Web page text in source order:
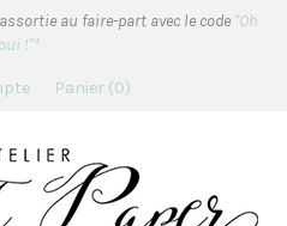
assortie au faire-part avec le code "Oh
oui !"*
Panier 0